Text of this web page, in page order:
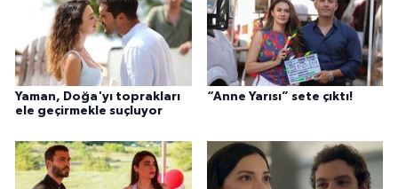
Yaman, Doğa'yı toprakları
ele geçirmekle suçluyor
“Anne Yarısı” sete çıktı!